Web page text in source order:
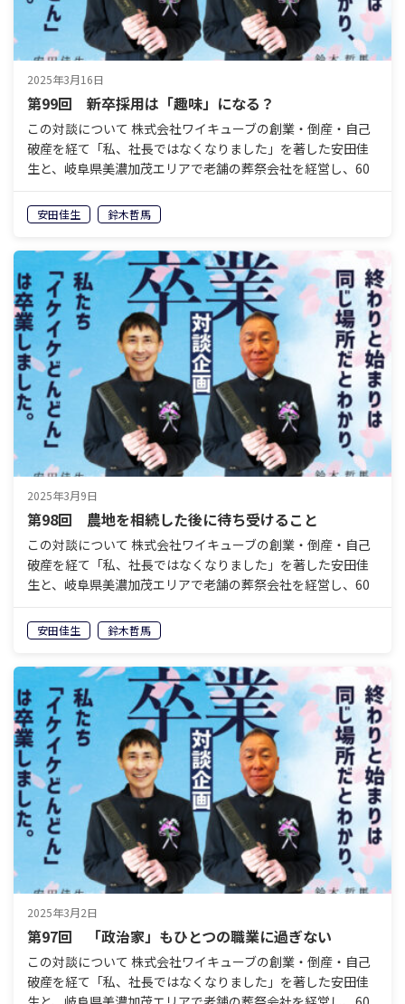
2025年3月16日
第99回 新卒採用は「趣味」になる？
この対談について 株式会社ワイキューブの創業・倒産・自己
破産を経て「私、社長ではなくなりました」を著した安田佳
生と、岐阜県美濃加茂エリアで老舗の葬祭会社を経営し、60
ど…安田佳生 鈴木哲馬
2025年3月9日
第98回 農地を相続した後に待ち受けること
この対談について 株式会社ワイキューブの創業・倒産・自己
破産を経て「私、社長ではなくなりました」を著した安田佳
生と、岐阜県美濃加茂エリアで老舗の葬祭会社を経営し、60
ど…安田佳生 鈴木哲馬
2025年3月2日
第97回 「政治家」もひとつの職業に過ぎない
この対談について 株式会社ワイキューブの創業・倒産・自己
破産を経て「私、社長ではなくなりました」を著した安田佳